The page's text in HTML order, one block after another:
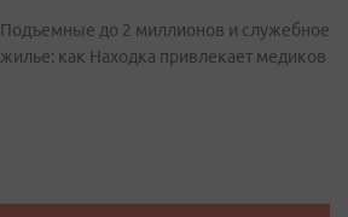
Подъемные до 2 миллионов и служебное
жилье: как Находка привлекает медиков